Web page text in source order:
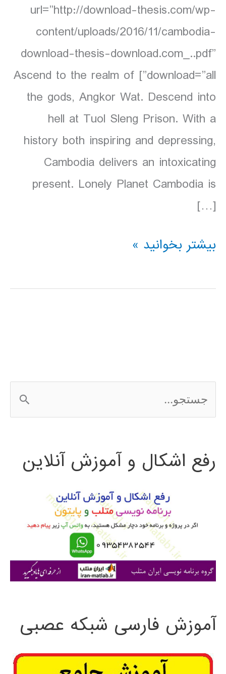
url=”http://download-thesis.com/wp-
content/uploads/2016/11/cambodia-
download-thesis-download.com_..pdf”
download=”all”] Ascend to the realm of
the gods, Angkor Wat. Descend into
hell at Tuol Sleng Prison. With a
history both inspiring and depressing,
Cambodia delivers an intoxicating
present. Lonely Planet Cambodia is
[…]
دانلود
Lonely
2016
بیشتر بخوانید »
س
ج
ی
رفع اشکال و آموزش آنلاین
آموزش فارسی شبکه عصبی